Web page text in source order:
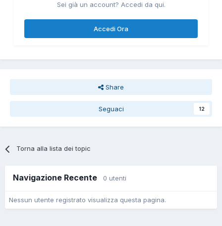
Sei già un account? Accedi da qui.
Accedi Ora
Share
Seguaci 12
Torna alla lista dei topic
Navigazione Recente 0 utenti
Nessun utente registrato visualizza questa pagina.